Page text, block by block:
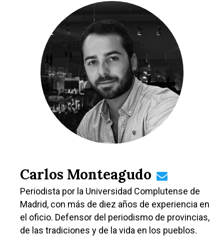
Carlos Monteagudo
Periodista por la Universidad Complutense de
Madrid, con más de diez años de experiencia en
el oficio. Defensor del periodismo de provincias,
de las tradiciones y de la vida en los pueblos.